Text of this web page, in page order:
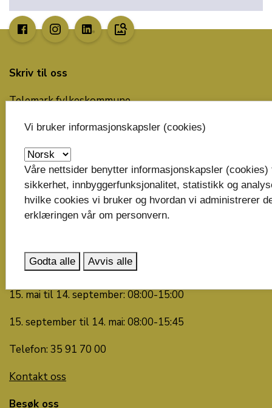
image_search
Skriv til oss
Telemark fylkeskommune
3702 Skien
post@telemarkfylke.no
Organisasjonsnummer: 929 882 989
Bankkonto: 6135.05.00137
Snakk med oss
15. mai til 14. september: 08:00-15:00
15. september til 14. mai: 08:00-15:45
Telefon: 35 91 70 00
Kontakt oss
Besøk oss
Vi bruker informasjonskapsler (cookies)
Våre nettsider benytter informasjonskapsler (cookies)
sikkerhet, innbyggerfunksjonalitet, statistikk og
hvilke cookies vi bruker og hvordan vi administrerer
erklæringen vår om personvern.
Godta alle Avvis alle